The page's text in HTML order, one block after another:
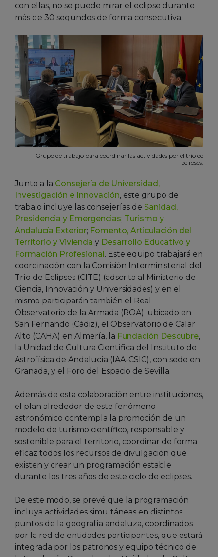
con ellas, no se puede mirar el eclipse durante
más de 30 segundos de forma consecutiva.
Grupo de trabajo para coordinar las actividades por el trío de
eclipses.
Junto a la Consejería de Universidad,
Investigación e Innovación, este grupo de
trabajo incluye las consejerías de Sanidad,
Presidencia y Emergencias; Turismo y
Andalucía Exterior; Fomento, Articulación del
Territorio y Vivienda y Desarrollo Educativo y
Formación Profesional. Este equipo trabajará en
coordinación con la Comisión Interministerial del
Trío de Eclipses (CITE) (adscrita al Ministerio de
Ciencia, Innovación y Universidades) y en el
mismo participarán también el Real
Observatorio de la Armada (ROA), ubicado en
San Fernando (Cádiz), el Observatorio de Calar
Alto (CAHA) en Almería, la Fundación Descubre,
la Unidad de Cultura Científica del Instituto de
Astrofísica de Andalucía (IAA-CSIC), con sede en
Granada, y el Foro del Espacio de Sevilla.
Además de esta colaboración entre instituciones,
el plan alrededor de este fenómeno
astronómico contempla la promoción de un
modelo de turismo científico, responsable y
sostenible para el territorio, coordinar de forma
eficaz todos los recursos de divulgación que
existen y crear un programación estable
durante los tres años de este ciclo de eclipses.
De este modo, se prevé que la programación
incluya actividades simultáneas en distintos
puntos de la geografía andaluza, coordinados
por la red de entidades participantes, que estará
integrada por los patronos y equipo técnico de